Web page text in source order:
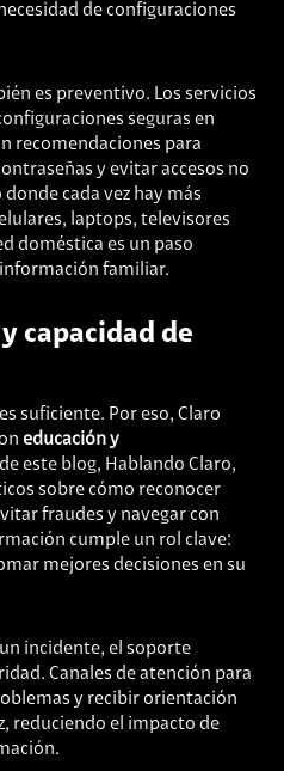
de configuraciones
es preventivo. Los servicios
seguras en
recomendaciones para
y evitar accesos no
cada vez hay más
laptops, televisores
doméstica es un paso
familiar.
capacidad de
suficiente. Por eso, Claro
educación y
este blog, Hablando Claro,
sobre cómo reconocer
fraudes y navegar con
cumple un rol clave:
mejores decisiones en su
incidente, el soporte
Canales de atención para
y recibir orientación
reduciendo el impacto de